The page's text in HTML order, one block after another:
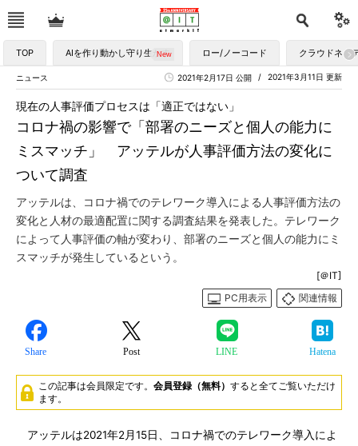
TOP AIを作り動かし守り生かす ロー/ノーコード クラウドネイ
ニュース 2021年3月11日 更新
2021年2月17日 公開
コロナ禍の影響で「部署のニーズと個人の能力に
ミスマッチ」 アッテルが人事評価方法の変化に
ついて調査
現在の人事評価プロセスは「適正ではない」
アッテルは、コロナ禍でのテレワーク導入による人事評価方法の
変化と人材の最適配置に関する調査結果を発表した。テレワーク
によって人事評価の軸が変わり、部署のニーズと個人の能力にミ
スマッチが発生しているという。
[＠IT]
PC用表示
関連情報
Share Post LINE Hatena
この記事は会員限定です。 会員登録（無料） すると全てご覧いただけ
ます。
アッテルは2021年2月15日、コロナ禍でのテレワーク導入によ